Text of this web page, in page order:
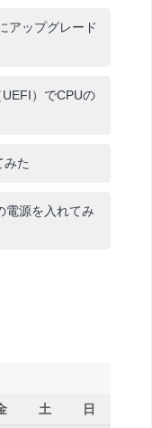
アップグレード
）でCPUの
みた
電源を入れてみ
土 日